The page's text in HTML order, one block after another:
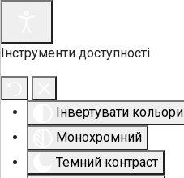
Інструменти доступності
Інвертувати кольори
Монохромний
Темний контраст